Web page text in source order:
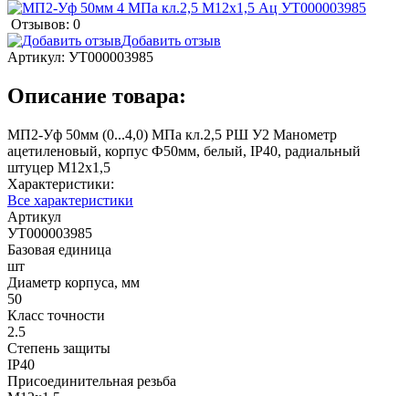
Отзывов: 0
Добавить отзыв
Артикул: УТ000003985
Описание товара:
МП2-Уф 50мм (0...4,0) МПа кл.2,5 РШ У2 Манометр
ацетиленовый, корпус Ф50мм, белый, IP40, радиальный
штуцер М12х1,5
Характеристики:
Все характеристики
Артикул
УТ000003985
Базовая единица
шт
Диаметр корпуса, мм
50
Класс точности
2.5
Степень защиты
IP40
Присоединительная резьба